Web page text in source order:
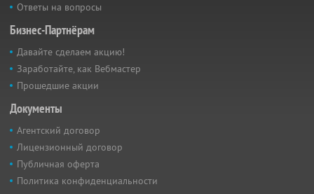
Ответы на вопросы
Бизнес-Партнёрам
Давайте сделаем акцию!
Заработайте, как Вебмастер
Прошедшие акции
Документы
Агентский договор
Лицензионный договор
Публичная оферта
Политика конфиденциальности